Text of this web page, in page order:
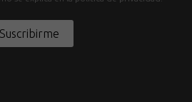
Suscribirme